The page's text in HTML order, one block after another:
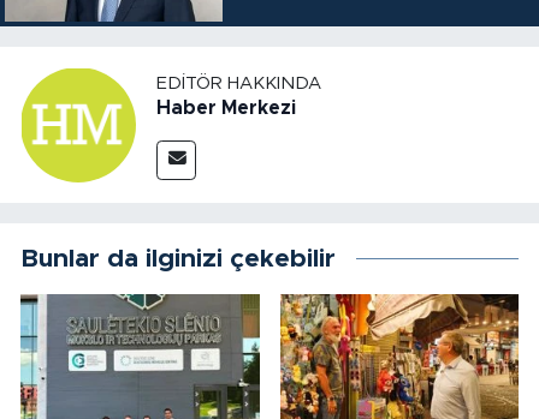
EDITÖR HAKKINDA
Haber Merkezi
Bunlar da ilginizi çekebilir